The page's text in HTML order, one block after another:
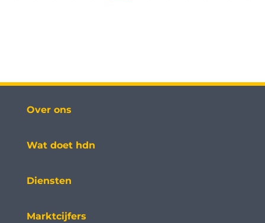
Over ons
Wat doet hdn
Diensten
Marktcijfers